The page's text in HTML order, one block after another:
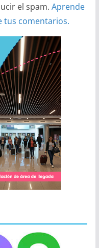
el spam. Aprende
tus comentarios.